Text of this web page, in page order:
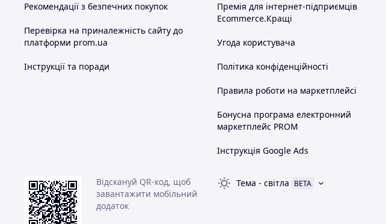
Рекомендації з безпечних покупок
Перевірка на приналежність сайту до
платформи prom.ua
Інструкції та поради
Премія для інтернет-підприємців
Ecommerce.Кращі
Угода користувача
Політика конфіденційності
Правила роботи на маркетплейсі
Бонусна програма електронний
маркетплейс PROM
Інструкція Google Ads
Відскануй QR-код, щоб
завантажити мобільний
додаток
Тема - світла BETA